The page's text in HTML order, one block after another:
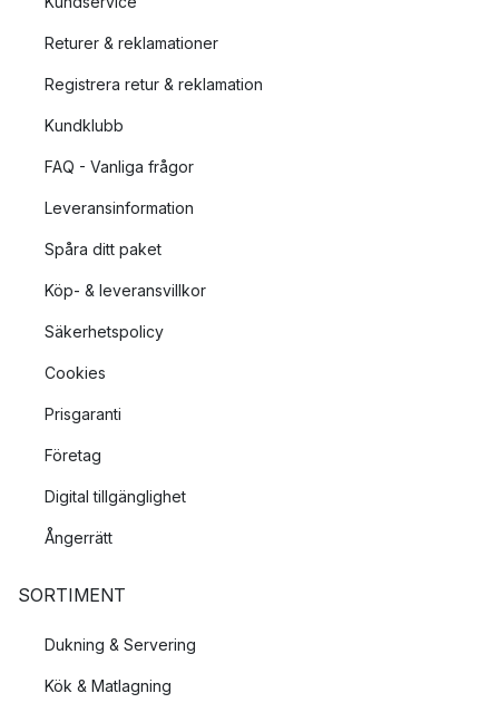
Returer & reklamationer
Registrera retur & reklamation
Kundklubb
FAQ - Vanliga frågor
Leveransinformation
Spåra ditt paket
Köp- & leveransvillkor
Säkerhetspolicy
Cookies
Prisgaranti
Företag
Digital tillgänglighet
Ångerrätt
SORTIMENT
Dukning & Servering
Kök & Matlagning